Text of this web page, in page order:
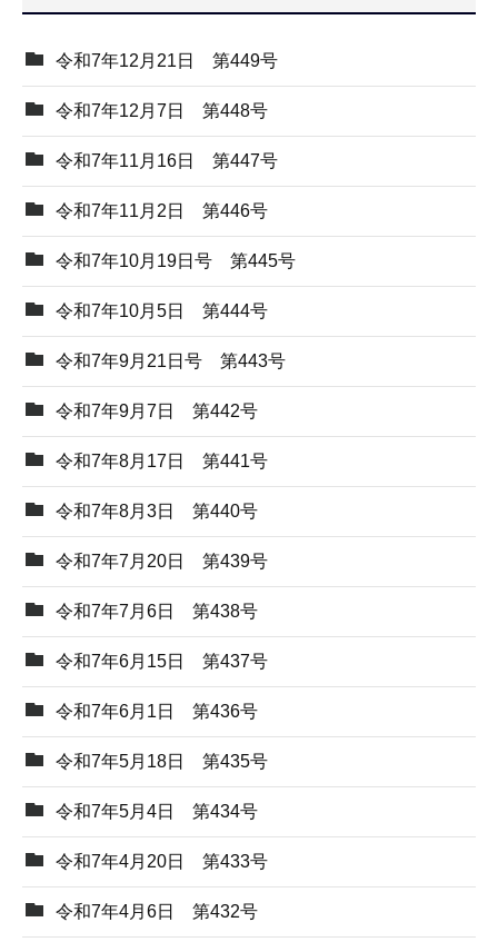
令和7年12月21日 第449号
令和7年12月7日 第448号
令和7年11月16日 第447号
令和7年11月2日 第446号
令和7年10月19日号 第445号
令和7年10月5日 第444号
令和7年9月21日号 第443号
令和7年9月7日 第442号
令和7年8月17日 第441号
令和7年8月3日 第440号
令和7年7月20日 第439号
令和7年7月6日 第438号
令和7年6月15日 第437号
令和7年6月1日 第436号
令和7年5月18日 第435号
令和7年5月4日 第434号
令和7年4月20日 第433号
令和7年4月6日 第432号